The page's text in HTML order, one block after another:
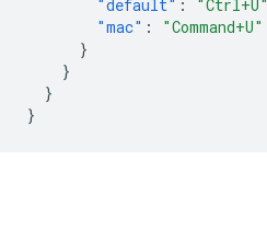
"default" : "Ctrl+U"
"mac" :
"Command+U"
}
}
}
}